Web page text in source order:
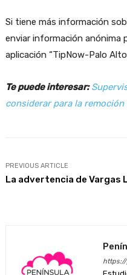
Si tiene más información
enviar información anónima
aplicación “TipNow-Palo
Te puede interesar:
considerar para la
PREVIOUS ARTICLE
La advertencia de Vargas